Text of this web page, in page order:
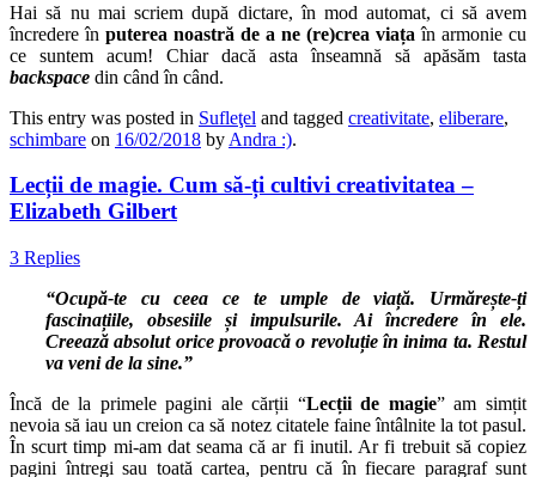
Hai să nu mai scriem după dictare, în mod automat, ci să avem
încredere în puterea noastră de a ne (re)crea viața în armonie cu
ce suntem acum! Chiar dacă asta înseamnă să apăsăm tasta
backspace din când în când.
This entry was posted in Sufleţel and tagged creativitate, eliberare,
schimbare on 16/02/2018 by Andra :).
Lecții de magie. Cum să-ți cultivi creativitatea –
Elizabeth Gilbert
3 Replies
“Ocupă-te cu ceea ce te umple de viață. Urmărește-ți
fascinațiile, obsesiile și impulsurile. Ai încredere în ele.
Creează absolut orice provoacă o revoluție în inima ta. Restul
va veni de la sine.”
Încă de la primele pagini ale cărții “Lecții de magie” am simțit
nevoia să iau un creion ca să notez citatele faine întâlnite la tot pasul.
În scurt timp mi-am dat seama că ar fi inutil. Ar fi trebuit să copiez
pagini întregi sau toată cartea, pentru că în fiecare paragraf sunt